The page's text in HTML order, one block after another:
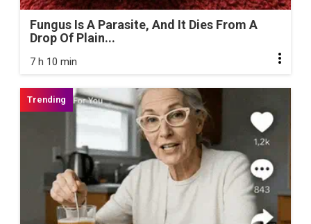
Fungus Is A Parasite, And It Dies From A
Drop Of Plain...
7 h 10 min